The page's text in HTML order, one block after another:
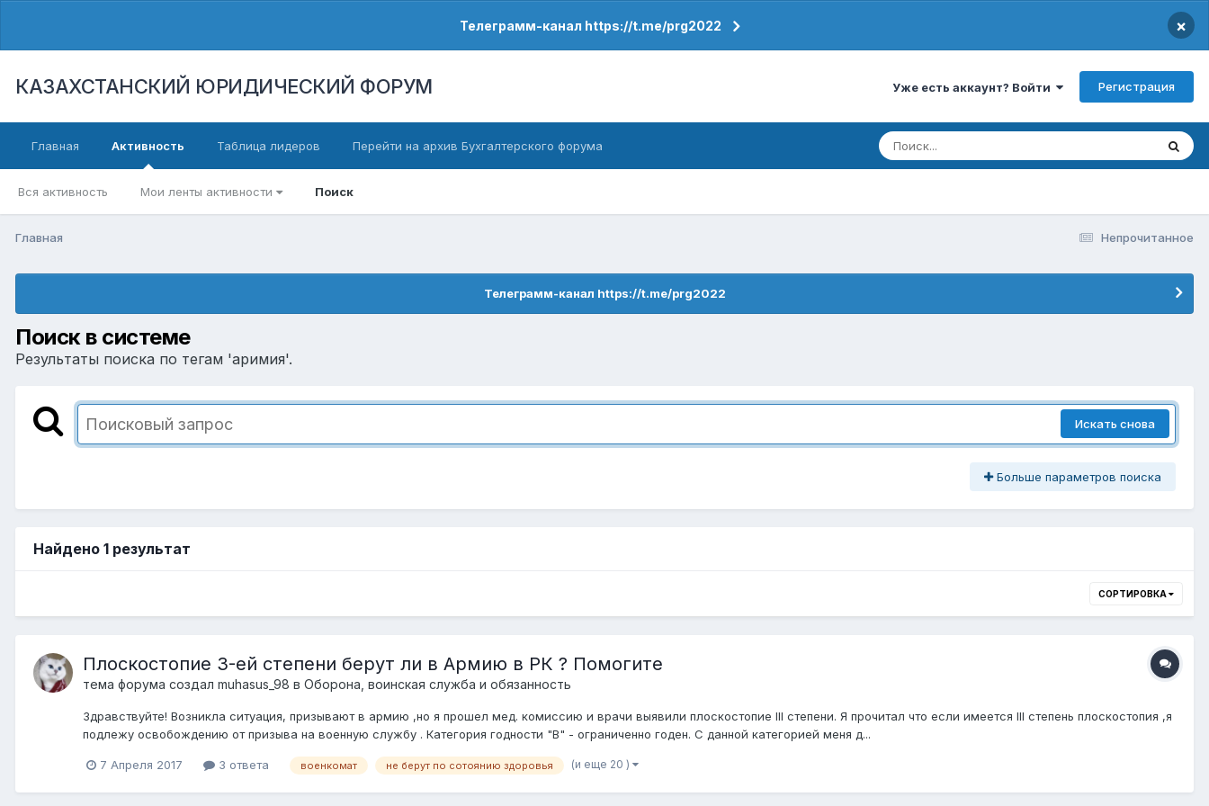
Телеграмм-канал https://t.me/prg2022 ×
КАЗАХСТАНСКИЙ ЮРИДИЧЕСКИЙ ФОРУМ Уже есть аккаунт? Войти Регистрация
Главная Активность
Вся активность Мои ленты активности Поиск
Таблица лидеров Перейти на архив Бухгалтерского форума
Непрочитанное
Главная
Телеграмм-канал https://t.me/prg2022
Поиск в системе
Результаты поиска по тегам 'аримия'.
Искать снова
Больше параметров поиска
Найдено 1 результат
СОРТИРОВКА
Плоскостопие 3-ей степени берут ли в Армию в РК ? Помогите
тема форума создал muhasus_98 в Оборона, воинская служба и обязанность
Здравствуйте! Возникла ситуация, призывают в армию ,но я прошел мед. комиссию и врачи выявили плоскостопие III степени. Я прочитал что если имеется III степень плоскостопия ,я
подлежу освобождению от призыва на военную службу . Категория годности "В" - ограниченно годен. С данной категорией меня д...
7 Апреля 2017 3 ответа военкомат не берут по сотоянию здоровья (и еще 20 )